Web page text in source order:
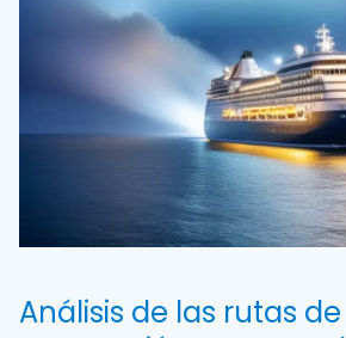
Análisis de las rutas de